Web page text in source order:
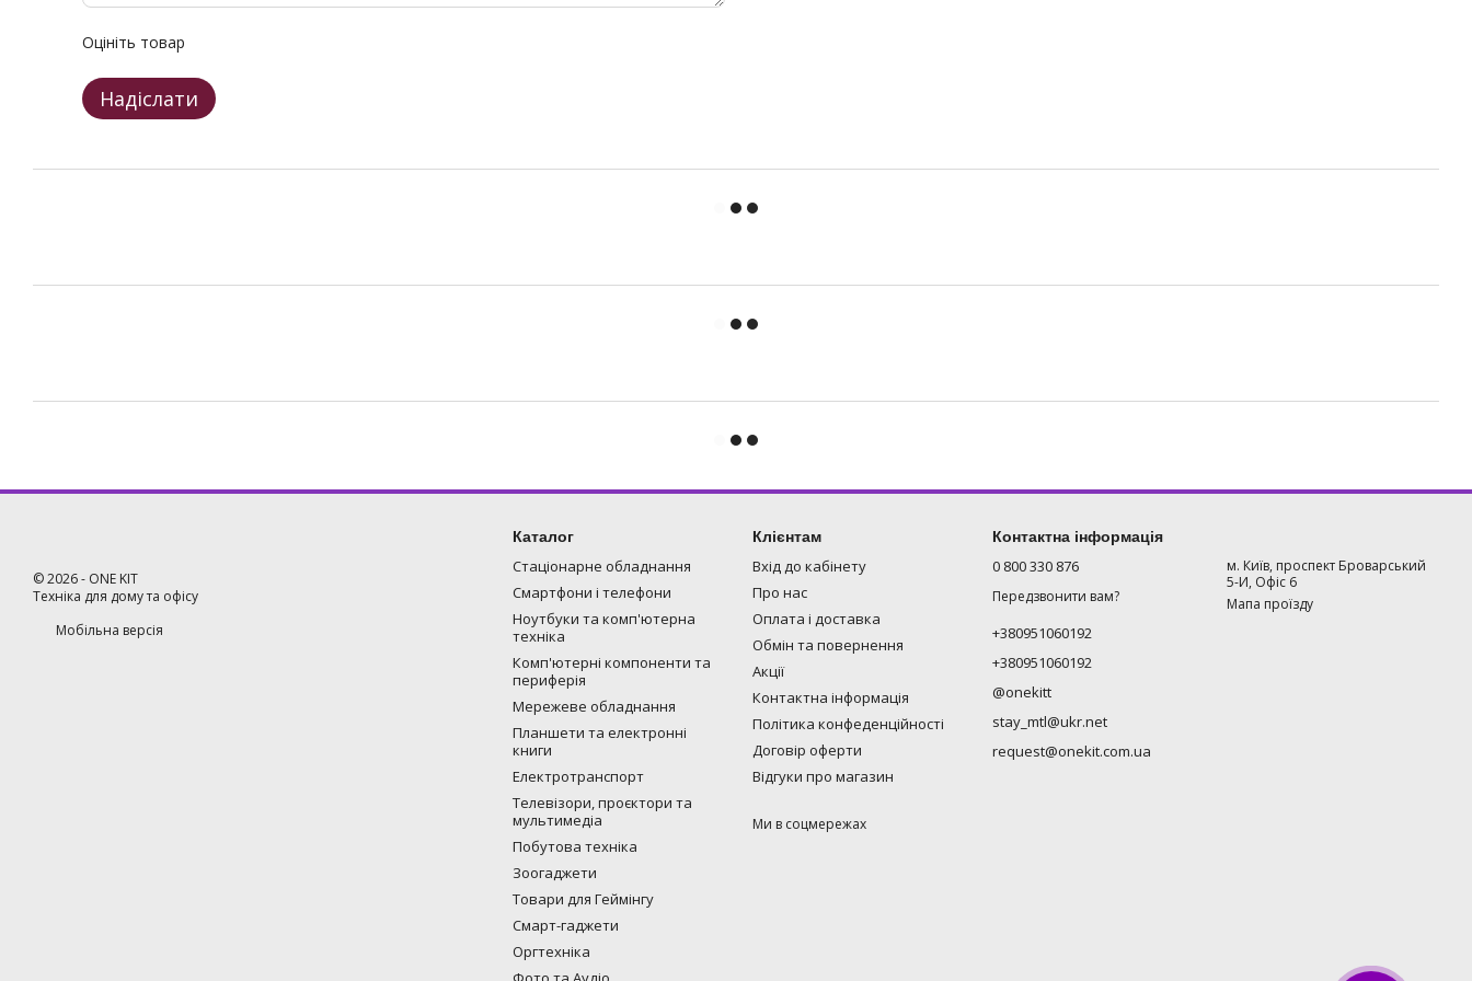
Оцініть товар
Надіслати
©2026- ONE KIT
Техніка для дому та офісу
Мобільна версія
Каталог
Стаціонарне обладнання
Смартфони і телефони
Ноутбуки та комп'ютерна
техніка
Комп'ютерні компоненти та
периферія
Мережеве обладнання
Планшети та електронні
книги
Електротранспорт
Телевізори, проєктори та
мультимедіа
Побутова техніка
Зоогаджети
Товари для Геймінгу
Смарт-гаджети
Оргтехніка
Клієнтам
Вхід до кабінету
Про нас
Оплата і доставка
Обмін та повернення
Акції
Контактна інформація
Політика конфеденційності
Договір оферти
Відгуки про магазин
Ми в соцмережах
Контактна інформація
0 800 330 876
Передзвонити вам?
+380951060192
+380951060192
@onekitt
stay_mtl@ukr.net
request@onekit.com.ua
м. Київ, проспект Броварський
5-И, Офіс 6
Мапа проїзду